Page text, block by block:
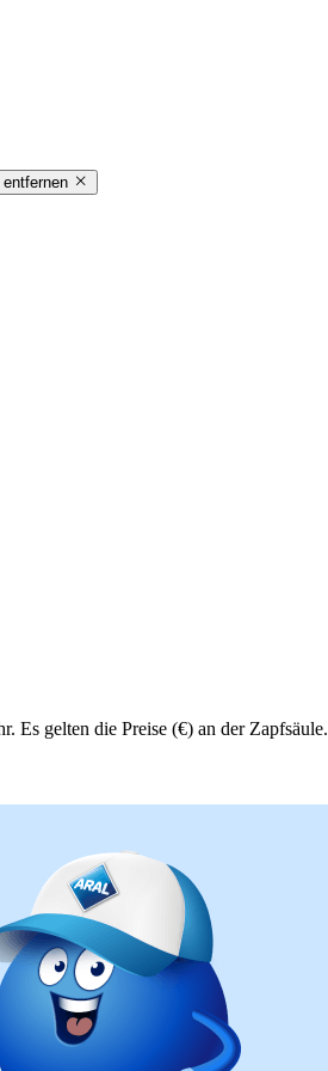
entfernen
Es gelten die Preise (€) an der Zapfsäule.